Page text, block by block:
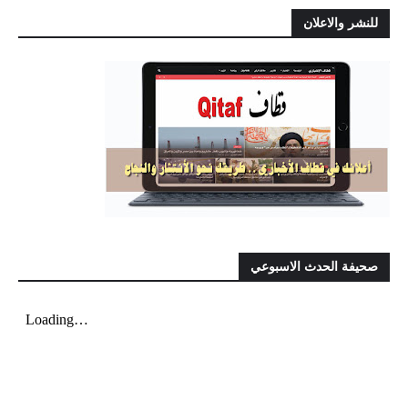
للنشر والاعلان
صحيفة الحدث الاسبوعي